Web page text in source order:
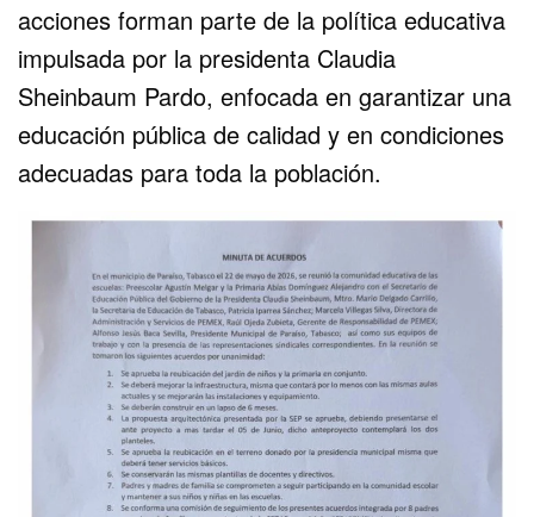
acciones forman parte de la política educativa
impulsada por la presidenta Claudia
Sheinbaum Pardo, enfocada en garantizar una
educación pública de calidad y en condiciones
adecuadas para toda la población.